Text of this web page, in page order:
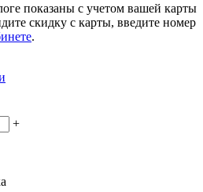
показаны с учетом вашей карты
скидку с карты, введите номер
.
+